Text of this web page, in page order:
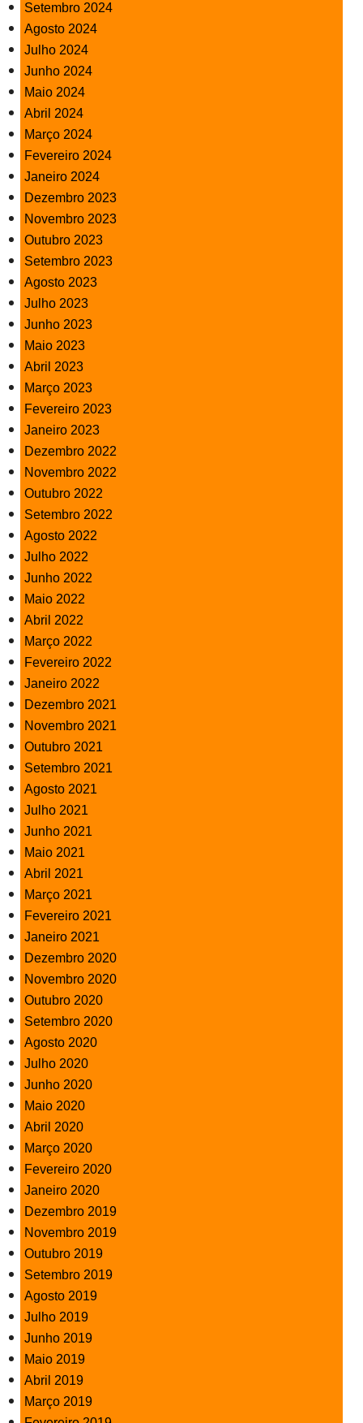
Setembro 2024
Agosto 2024
Julho 2024
Junho 2024
Maio 2024
Abril 2024
Março 2024
Fevereiro 2024
Janeiro 2024
Dezembro 2023
Novembro 2023
Outubro 2023
Setembro 2023
Agosto 2023
Julho 2023
Junho 2023
Maio 2023
Abril 2023
Março 2023
Fevereiro 2023
Janeiro 2023
Dezembro 2022
Novembro 2022
Outubro 2022
Setembro 2022
Agosto 2022
Julho 2022
Junho 2022
Maio 2022
Abril 2022
Março 2022
Fevereiro 2022
Janeiro 2022
Dezembro 2021
Novembro 2021
Outubro 2021
Setembro 2021
Agosto 2021
Julho 2021
Junho 2021
Maio 2021
Abril 2021
Março 2021
Fevereiro 2021
Janeiro 2021
Dezembro 2020
Novembro 2020
Outubro 2020
Setembro 2020
Agosto 2020
Julho 2020
Junho 2020
Maio 2020
Abril 2020
Março 2020
Fevereiro 2020
Janeiro 2020
Dezembro 2019
Novembro 2019
Outubro 2019
Setembro 2019
Agosto 2019
Julho 2019
Junho 2019
Maio 2019
Abril 2019
Março 2019